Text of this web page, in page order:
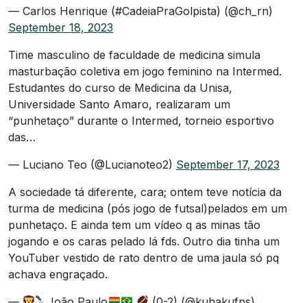
— Carlos Henrique (#CadeiaPraGolpista) (@ch_rn)
September 18, 2023
Time masculino de faculdade de medicina simula
masturbação coletiva em jogo feminino na Intermed.
Estudantes do curso de Medicina da Unisa,
Universidade Santo Amaro, realizaram um
“punhetaço” durante o Intermed, torneio esportivo
das…
— Luciano Teo (@Lucianoteo2) September 17, 2023
A sociedade tá diferente, cara; ontem teve notícia da
turma de medicina (pós jogo de futsal)pelados em um
punhetaço. E ainda tem um vídeo q as minas tão
jogando e os caras pelado lá fds. Outro dia tinha um
YouTuber vestido de rato dentro de uma jaula só pq
achava engraçado.